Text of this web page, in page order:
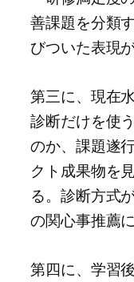
善課題を分類
びついた表現
第三に、現在
診断だけを使
のか、課題遂
クト成果物を
る。診断方式
の関心事推薦
第四に、学習